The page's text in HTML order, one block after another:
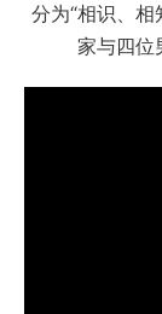
分为“相识、
家与四位